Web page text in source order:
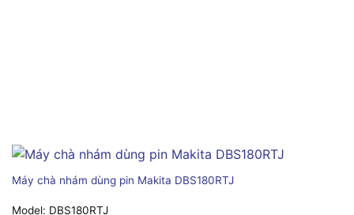
Máy chà nhám dùng pin Makita DBS180RTJ
Model: DBS180RTJ